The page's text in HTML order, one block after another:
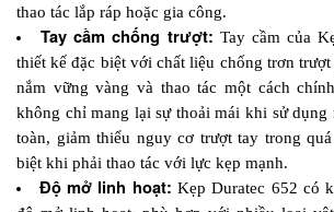
thao tác lắp ráp hoặc gia công.
Tay cầm chống trượt: Tay cầm của
thiết kế đặc biệt với chất liệu chống trơn
nắm vững vàng và thao tác một cách
không chỉ mang lại sự thoải mái khi sử dụng
toàn, giảm thiểu nguy cơ trượt tay trong
biệt khi phải thao tác với lực kẹp mạnh.
Độ mở linh hoạt: Kẹp Duratec 652 có